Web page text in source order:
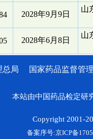
2028年9月9日
山
2028年6月8日
山
总局 国家药品监督管
本站由中国药品检定研
Copyright 2001-
备案序号:京ICP备